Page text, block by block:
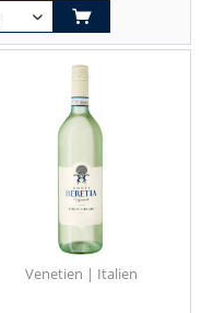
Venetien | Italien